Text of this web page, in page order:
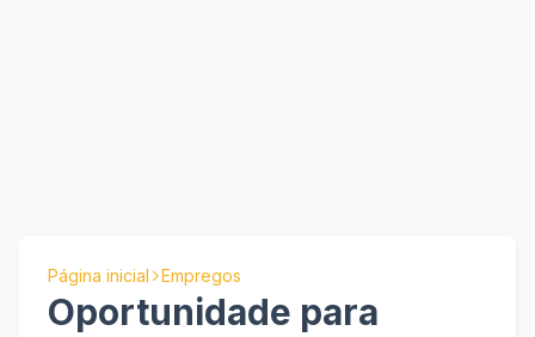
Página inicial Empregos
Oportunidade para